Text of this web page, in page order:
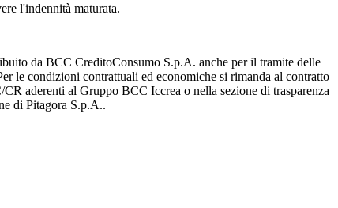
l'indennità maturata.
da BCC CreditoConsumo S.p.A. anche per il tramite delle
le condizioni contrattuali ed economiche si rimanda al contratto
aderenti al Gruppo BCC Iccrea o nella sezione di trasparenza
di Pitagora S.p.A..